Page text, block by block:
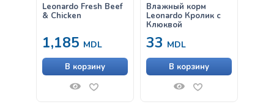
Leonardo Fresh Beef
& Chicken
1,185 MDL
В корзину
Влажный корм
Leonardo Кролик с
Клюквой
33 MDL
В корзину